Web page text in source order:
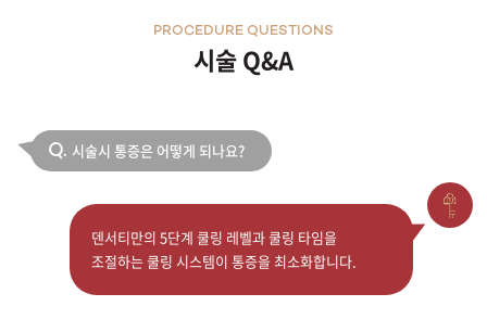
시술 Q&A
PROCEDURE QUESTIONS
Q. 시술시 통증은 어떻게 되나요?
덴서티만의 5단계 쿨링 레벨과 쿨링 타임을
조절하는 쿨링 시스템이 통증을 최소화합니다.